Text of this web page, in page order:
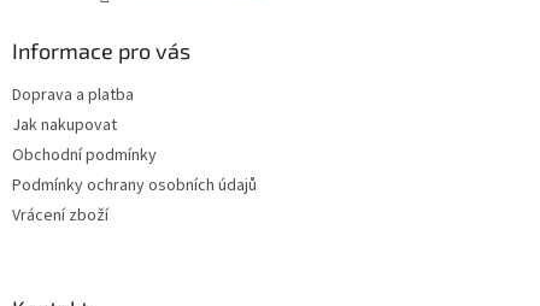
Informace pro vás
Doprava a platba
Jak nakupovat
Obchodní podmínky
Podmínky ochrany osobních údajů
Vrácení zboží